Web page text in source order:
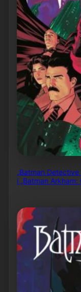
„Batman Detective
i „Batman